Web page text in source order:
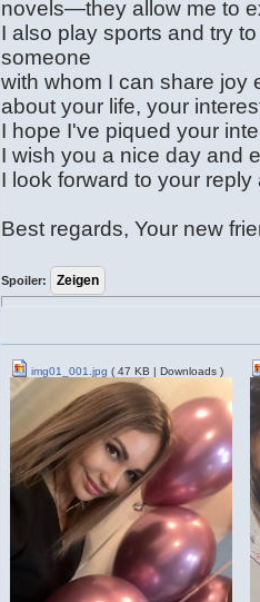
novels—they allow me to
I also play sports and try
someone
with whom I can share joy
about your life, your
I hope I've piqued your
I wish you a nice day and
I look forward to your
Best regards, Your new
Spoiler:
img01_001.jpg ( 47 KB | Downloads )